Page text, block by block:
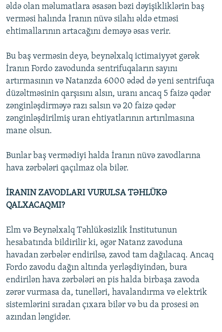
əldə olan məlumatlara əsasən bəzi dəyişikliklərin baş
verməsi halında İranın nüvə silahı əldə etməsi
ehtimallarının artacağını deməyə əsas verir.
Bu baş verməsin deyə, beynəlxalq ictimaiyyət gərək
İranın Fordo zavodunda sentrifuqaların sayını
artırmasının və Natanzda 6000 ədəd də yeni sentrifuqa
düzəltməsinin qarşısını alsın, uranı ancaq 5 faizə qədər
zənginləşdirməyə razı salsın və 20 faizə qədər
zənginləşdirilmiş uran ehtiyatlarının artırılmasına
mane olsun.
Bunlar baş vermədiyi halda İranın nüvə zavodlarına
hava zərbələri qaçılmaz ola bilər.
İRANIN ZAVODLARI VURULSA TƏHLÜKƏ
QALXACAQMI?
Elm və Beynəlxalq Təhlükəsizlik İnstitutunun
hesabatında bildirilir ki, əgər Natanz zavoduna
havadan zərbələr endirilsə, zavod tam dağılacaq. Ancaq
Fordo zavodu dağın altında yerləşdiyindən, bura
endirilən hava zərbələri ən pis halda birbaşa zavoda
zərər vurmasa da, tunelləri, havalandırma və elektrik
sistemlərini sıradan çıxara bilər və bu da prosesi ən
azından ləngidər.